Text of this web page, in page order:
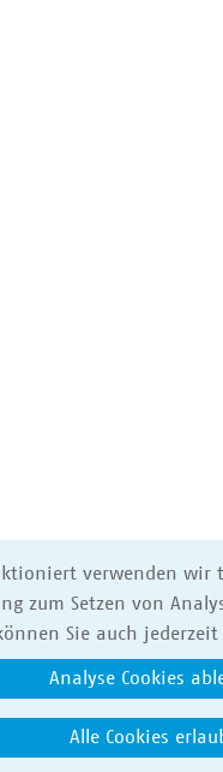
verwenden wir
zum Setzen von
Sie auch
Analyse Cookies
Alle Cookies